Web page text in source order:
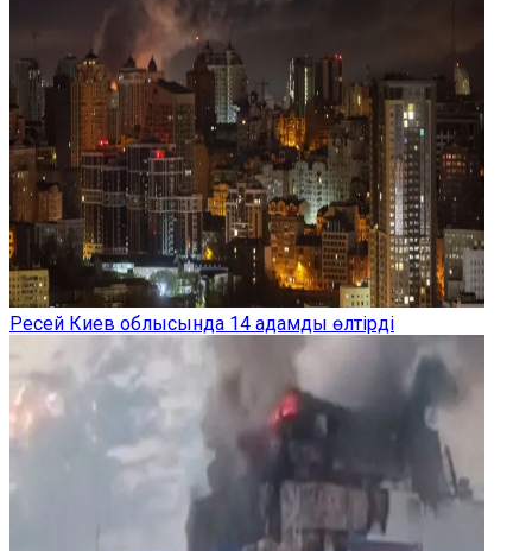
Ресей Киев облысында 14 адамды өлтірді